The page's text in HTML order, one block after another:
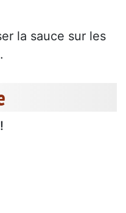
la sauce sur les